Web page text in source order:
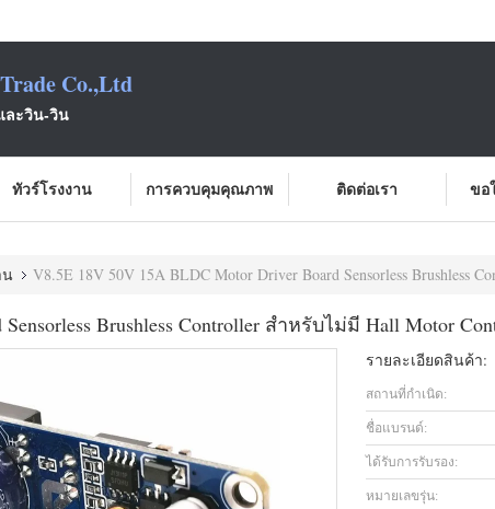
Co.,Ltd
ละวิน-วิน
ทัวร์โรงงาน การควบคุมคุณภาพ ติดต่อเรา ขอ
น V8.5E 18V 50V 15A BLDC Motor Driver Board Sensorless Brushless
Brushless Controller สำหรับไม่มี Hall Motor
รายละเอียดสินค้า:
สถานที่กำเนิด:
ชื่อแบรนด์:
ได้รับการรับรอง:
หมายเลขรุ่น: